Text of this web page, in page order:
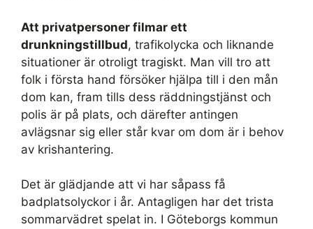
Att privatpersoner filmar ett
drunkningstillbud, trafikolycka och liknande
situationer är otroligt tragiskt. Man vill tro att
folk i första hand försöker hjälpa till i den mån
dom kan, fram tills dess räddningstjänst och
polis är på plats, och därefter antingen
avlägsnar sig eller står kvar om dom är i behov
av krishantering.
Det är glädjande att vi har såpass få
badplatsolyckor i år. Antagligen har det trista
sommarvädret spelat in. I Göteborgs kommun